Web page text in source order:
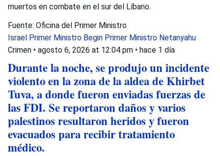
muertos en combate en el sur del Líbano.
Fuente: Oficina del Primer Ministro
Israel Primer Ministro Begin Primer Ministro Netanyahu
Crimen • agosto 6, 2026 at 12:04 pm • hace 1 día
Durante la noche, se produjo un incidente
violento en la zona de la aldea de Khirbet
Tuva, a donde fueron enviadas fuerzas de
las FDI. Se reportaron daños y varios
palestinos resultaron heridos y fueron
evacuados para recibir tratamiento
médico.